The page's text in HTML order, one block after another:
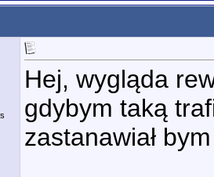
Hej, wygląda
gdybym taką
zastanawiał